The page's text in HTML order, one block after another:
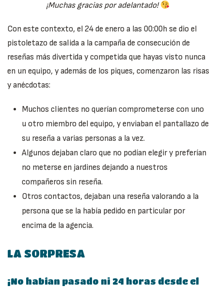
¡Muchas gracias por adelantado!
Con este contexto, el 24 de enero a las 00:00h se dio el
pistoletazo de salida a la campaña de consecución de
reseñas más divertida y competida que hayas visto nunca
en un equipo, y además de los piques, comenzaron las risas
y anécdotas:
Muchos clientes no querían comprometerse con uno
u otro miembro del equipo, y enviaban el pantallazo de
su reseña a varias personas a la vez.
Algunos dejaban claro que no podían elegir y preferían
no meterse en jardines dejando a nuestros
compañeros sin reseña.
Otros contactos, dejaban una reseña valorando a la
persona que se la había pedido en particular por
encima de la agencia.
LA SORPRESA
¡No habían pasado ni 24 horas desde el